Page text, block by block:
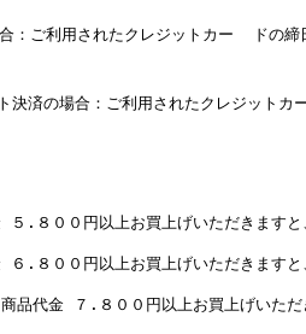
利用されたクレジットカー ドの締日
の場合：ご利用されたクレジットカ
.８００円以上お買上げいただきますと
６.８００円以上お買上げいただきますと
品代金 ７.８００円以上お買上げいただ